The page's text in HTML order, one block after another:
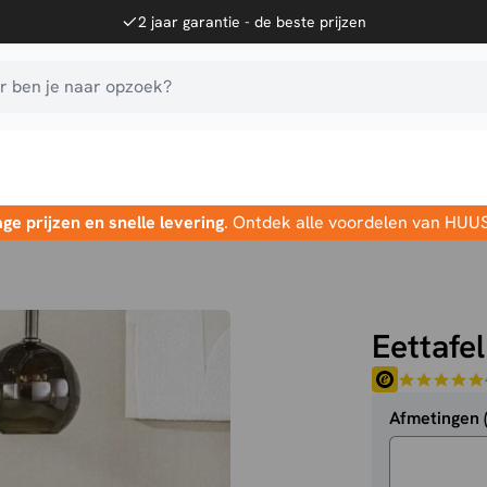
2 jaar garantie - de beste prijzen
ben je naar opzoek?
prijzen en snelle levering. Ontdek alle voordelen van
Afmetingen